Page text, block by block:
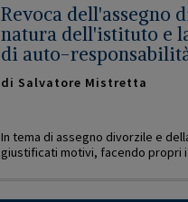
Revoca dell'assegno
natura dell'istituto e
di auto-
di Salvatore Mistretta
In tema di assegno divorzile e
giustificati motivi, facendo propri i